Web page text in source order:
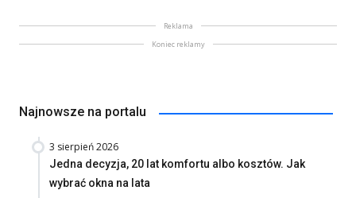
Reklama
Koniec reklamy
Najnowsze na portalu
3 sierpień 2026
Jedna decyzja, 20 lat komfortu albo kosztów. Jak
wybrać okna na lata